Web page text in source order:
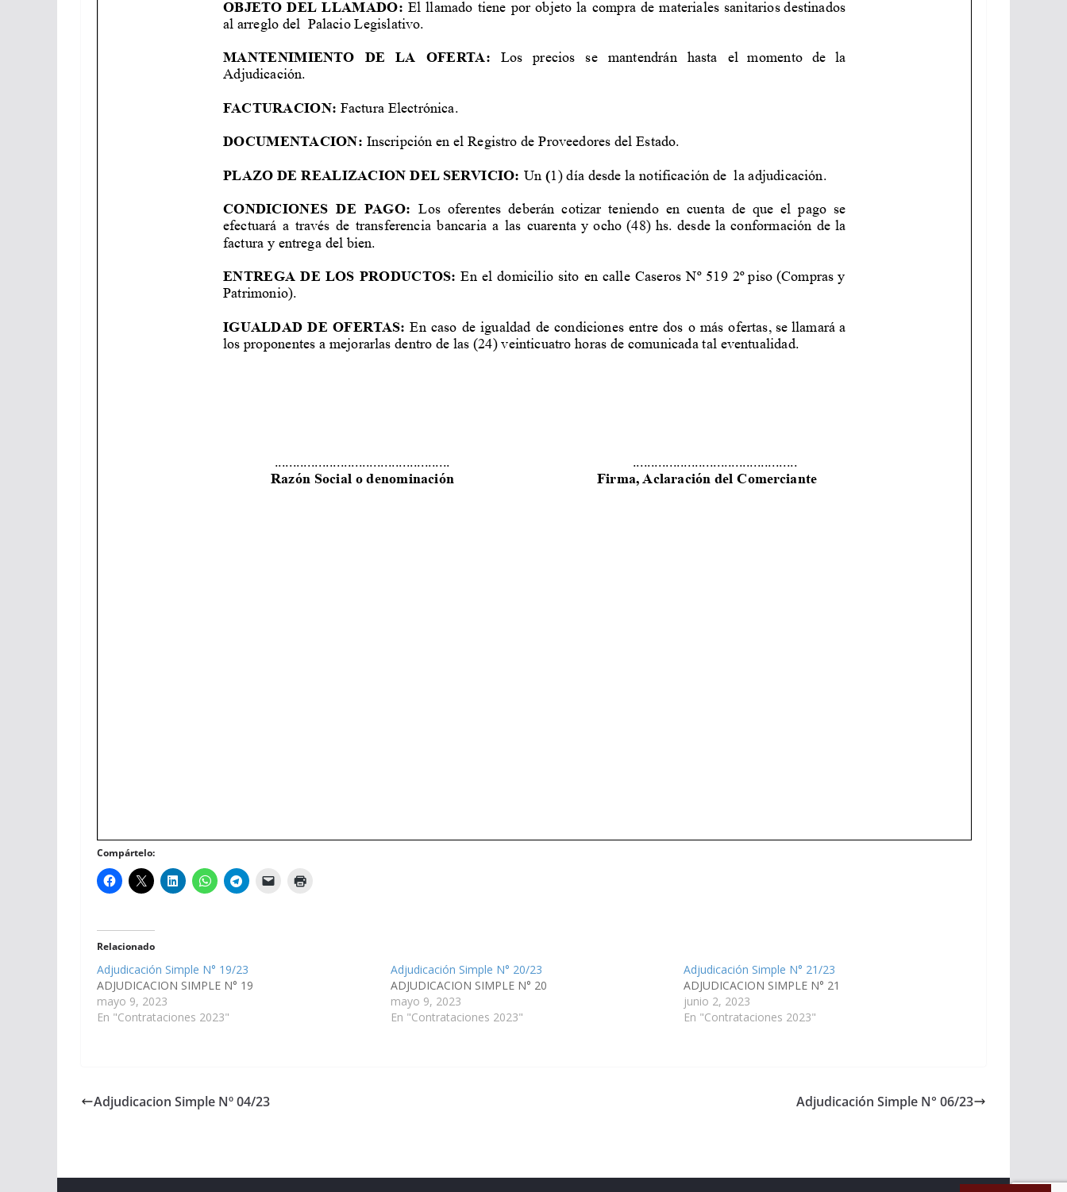
Compártelo:
Relacionado
Adjudicación Simple N° 19/23
ADJUDICACION SIMPLE N° 19
mayo 9, 2023
En "Contrataciones 2023"
Adjudicación Simple N° 20/23
ADJUDICACION SIMPLE N° 20
mayo 9, 2023
En "Contrataciones 2023"
Adjudicación Simple N° 21/23
ADJUDICACION SIMPLE N° 21
junio 2, 2023
En "Contrataciones 2023"
Adjudicacion Simple Nº 04/23 Adjudicación Simple N° 06/23